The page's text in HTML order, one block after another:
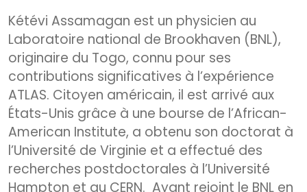
Kétévi Assamagan est un physicien au
Laboratoire national de Brookhaven (BNL),
originaire du Togo, connu pour ses
contributions significatives à l’expérience
ATLAS. Citoyen américain, il est arrivé aux
États-Unis grâce à une bourse de l’African-
American Institute, a obtenu son doctorat à
l’Université de Virginie et a effectué des
recherches postdoctorales à l’Université
Hampton et au CERN. Ayant rejoint le BNL en